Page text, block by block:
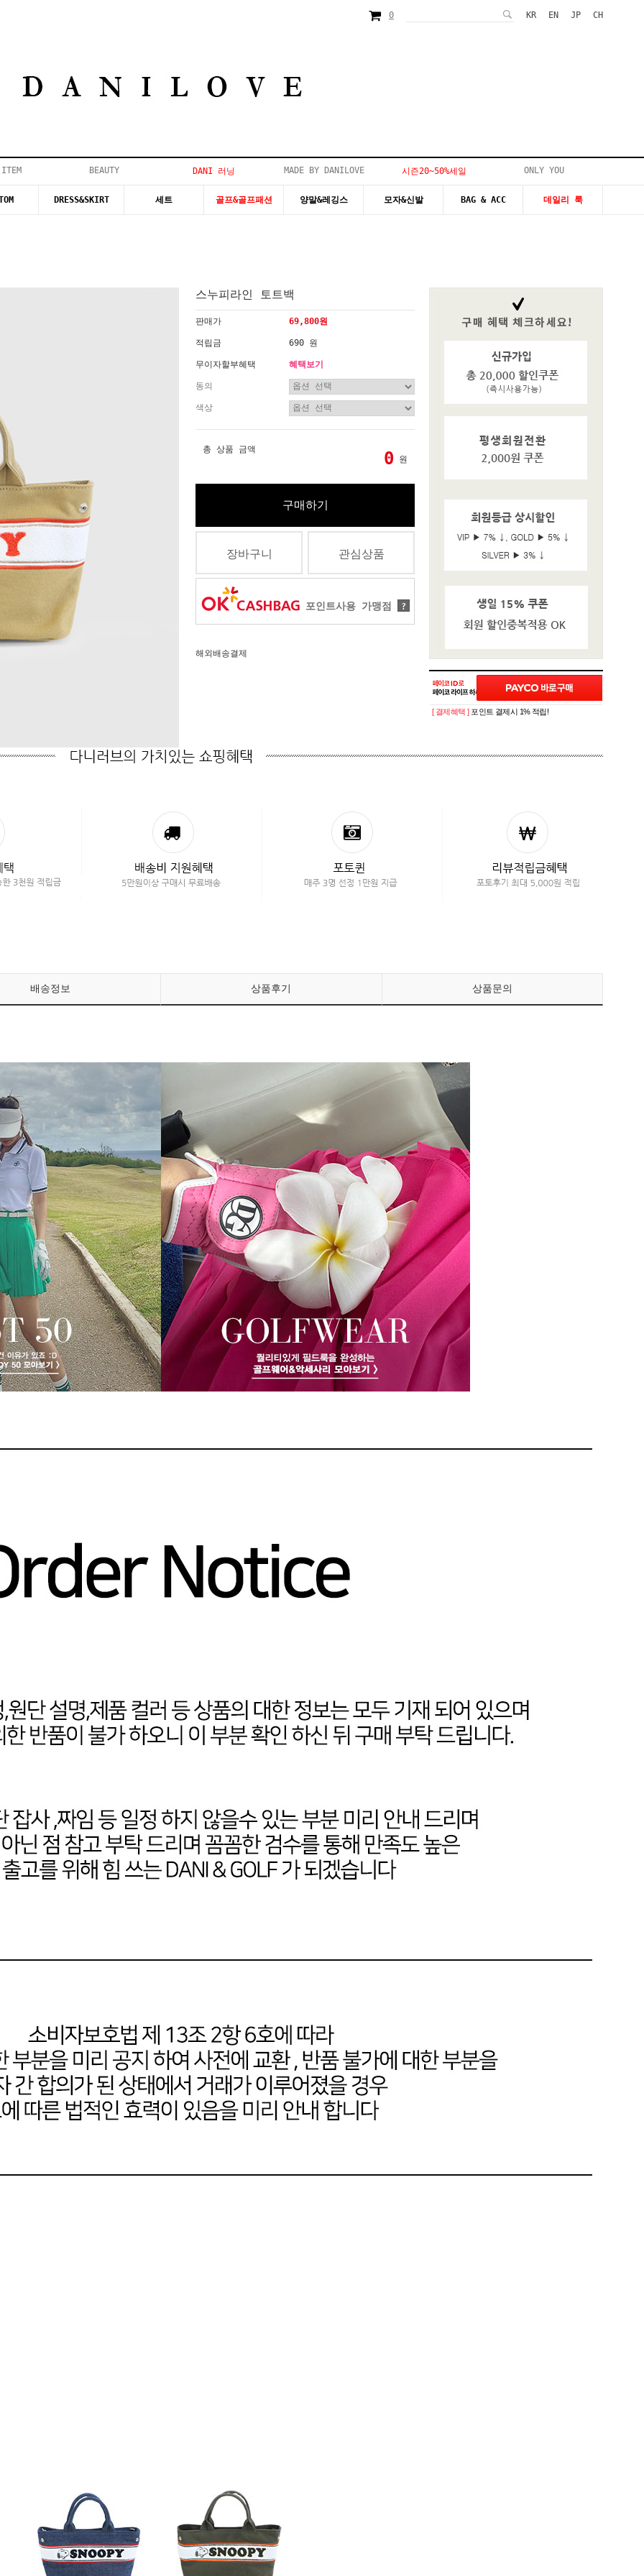
0 KR EN JP CH
BEAUTY DANI 러닝 MADE BY DANILOVE 시즌20~50%세일 ONLY YOU
DRESS&SKIRT 세트 골프&골프패션 양말&레깅스 모자&신발 BAG & ACC 데일리 룩
스누피라인 토트백
판매가 69,800원
적립금 690 원
무이자할부혜택 혜택보기
동의
색상
총 상품 금액 0 원
구매하기
장바구니 관심상품
포인트사용 가맹점 ?
해외배송결제
[ 결제혜택 ] 포인트 결제시 1% 적립!
배송정보 상품후기 상품문의